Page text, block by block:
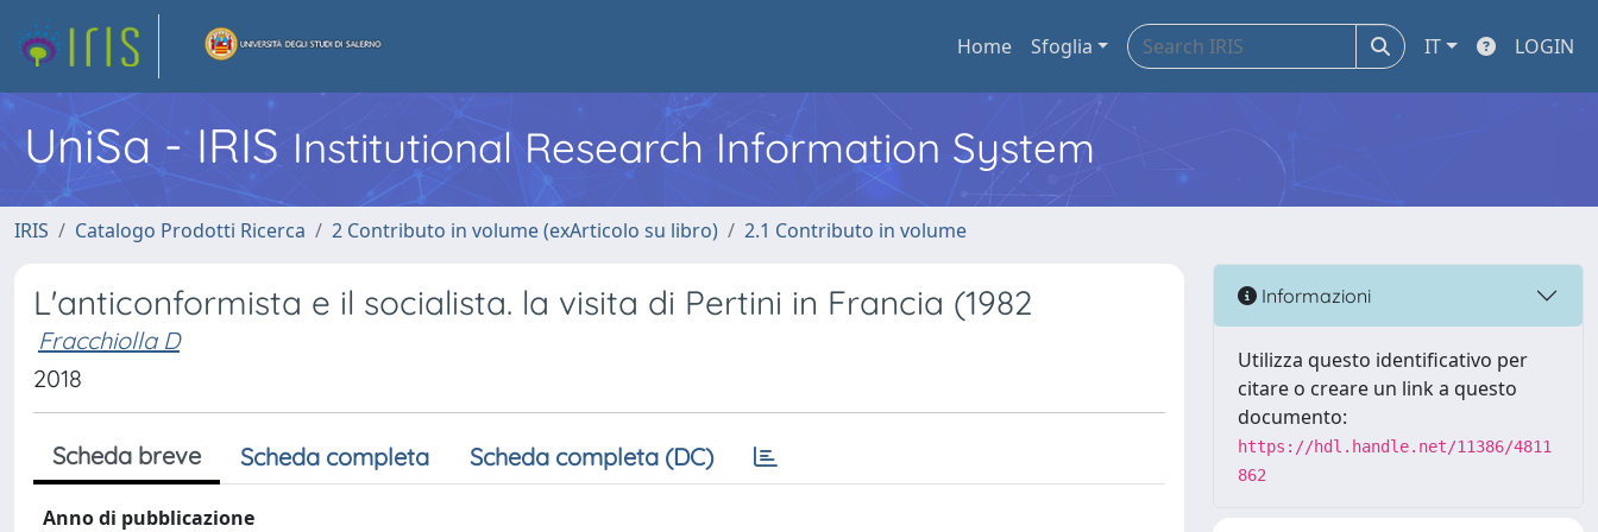
Home Sfoglia IT LOGIN
UniSa - IRIS Institutional Research Information System
IRIS Catalogo Prodotti Ricerca 2 Contributo in volume (exArticolo su libro) 2.1 Contributo in volume
L'anticonformista e il socialista. la visita di Pertini in Francia (1982
Fracchiolla D
2018
Scheda breve Scheda completa Scheda completa (DC)
Anno di pubblicazione
Informazioni
Utilizza questo identificativo per
citare o creare un link a questo
documento:
https://hdl.handle.net/11386/4811
862